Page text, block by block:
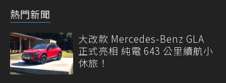
熱門新聞
大改款 Mercedes-Benz GLA
正式亮相 純電 643 公里續航小
休旅！